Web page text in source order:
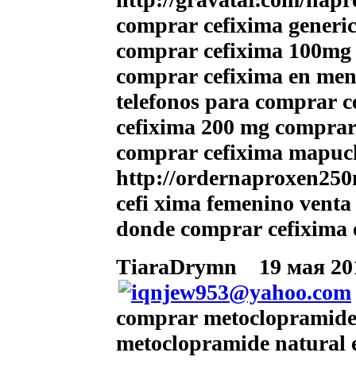
comprar cefixima
comprar cefixima
comprar cefixima en
telefonos para comprar
cefixima 200 mg
comprar cefixima
http://
cefi xima femenino
donde comprar
TiaraDrymn
19 мая
comprar
metoclopramide natural